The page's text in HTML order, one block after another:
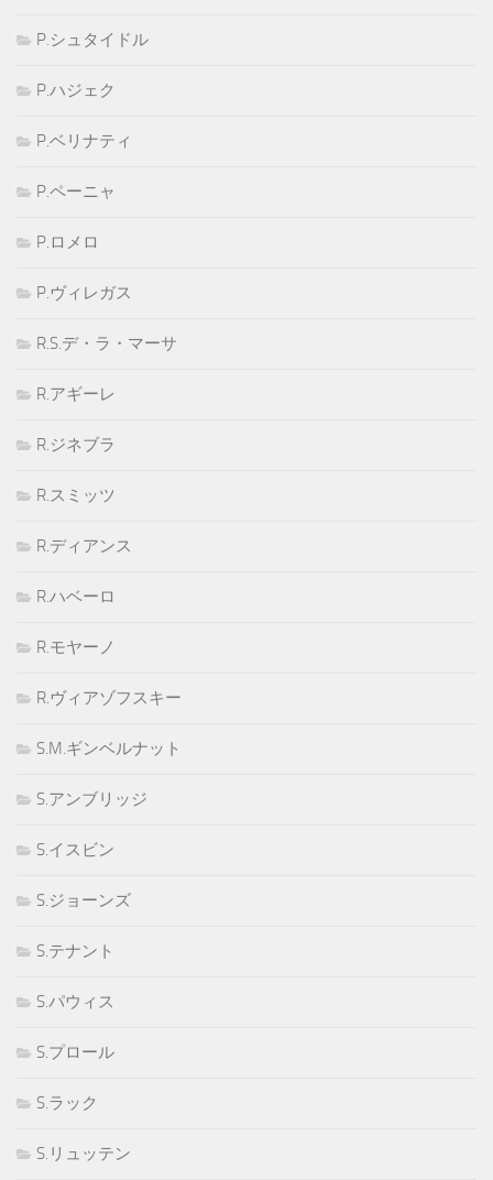
P.シュタイドル
P.ハジェク
P.ベリナティ
P.ペーニャ
P.ロメロ
P.ヴィレガス
R.S.デ・ラ・マーサ
R.アギーレ
R.ジネブラ
R.スミッツ
R.ディアンス
R.ハベーロ
R.モヤーノ
R.ヴィアゾフスキー
S.M.ギンベルナット
S.アンブリッジ
S.イスビン
S.ジョーンズ
S.テナント
S.パウィス
S.プロール
S.ラック
S.リュッテン